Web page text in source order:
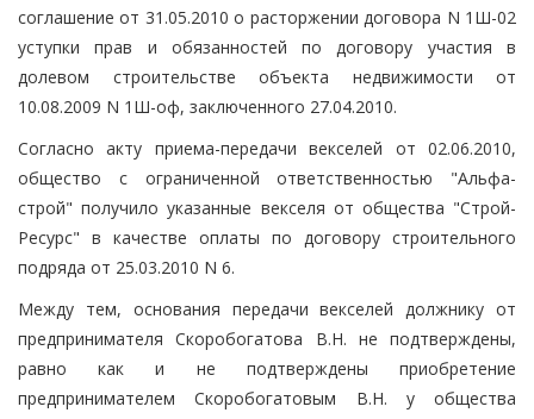
соглашение от 31.05.2010 о расторжении договора N 1Ш-02
уступки прав и обязанностей по договору участия в
долевом строительстве объекта недвижимости от
10.08.2009 N 1Ш-оф, заключенного 27.04.2010.
Согласно акту приема-передачи векселей от 02.06.2010,
общество с ограниченной ответственностью "Альфа-
строй" получило указанные векселя от общества "Строй-
Ресурс" в качестве оплаты по договору строительного
подряда от 25.03.2010 N 6.
Между тем, основания передачи векселей должнику от
предпринимателя Скоробогатова В.Н. не подтверждены,
равно как и не подтверждены приобретение
предпринимателем Скоробогатовым В.Н. у общества